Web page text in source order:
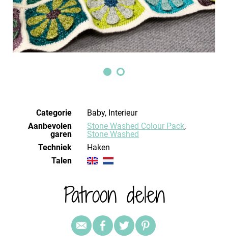
Categorie
Baby, Interieur
Aanbevolen
garen
Stone Washed Colour Pack,
Stone Washed
Techniek
haken
Talen
Patroon delen